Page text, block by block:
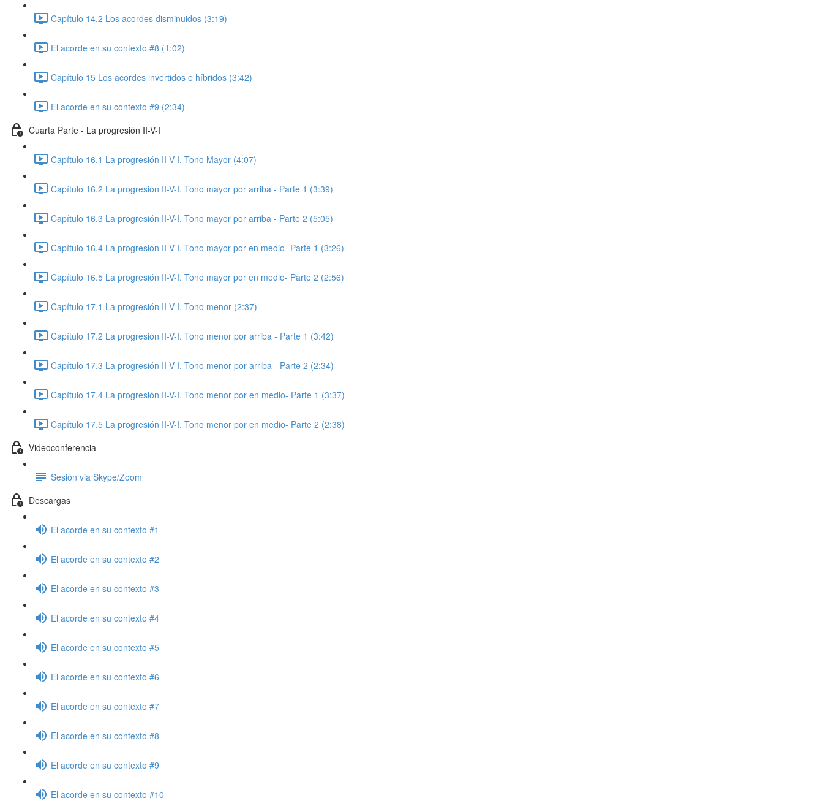
Capítulo 14.2 Los acordes disminuidos (3:19)
El acorde en su contexto #8 (1:02)
Capítulo 15 Los acordes invertidos e híbridos (3:42)
El acorde en su contexto #9 (2:34)
Cuarta Parte - La progresión II-V-I
Capítulo 16.1 La progresión II-V-I. Tono Mayor (4:07)
Capítulo 16.2 La progresión II-V-I. Tono mayor por arriba - Parte 1 (3:39)
Capítulo 16.3 La progresión II-V-I. Tono mayor por arriba - Parte 2 (5:05)
Capítulo 16.4 La progresión II-V-I. Tono mayor por en medio- Parte 1 (3:26)
Capítulo 16.5 La progresión II-V-I. Tono mayor por en medio- Parte 2 (2:56)
Capítulo 17.1 La progresión II-V-I. Tono menor (2:37)
Capítulo 17.2 La progresión II-V-I. Tono menor por arriba - Parte 1 (3:42)
Capítulo 17.3 La progresión II-V-I. Tono menor por arriba - Parte 2 (2:34)
Capítulo 17.4 La progresión II-V-I. Tono menor por en medio- Parte 1 (3:37)
Capítulo 17.5 La progresión II-V-I. Tono menor por en medio- Parte 2 (2:38)
Videoconferencia
Sesión via Skype/Zoom
Descargas
El acorde en su contexto #1
El acorde en su contexto #2
El acorde en su contexto #3
El acorde en su contexto #4
El acorde en su contexto #5
El acorde en su contexto #6
El acorde en su contexto #7
El acorde en su contexto #8
El acorde en su contexto #9
El acorde en su contexto #10